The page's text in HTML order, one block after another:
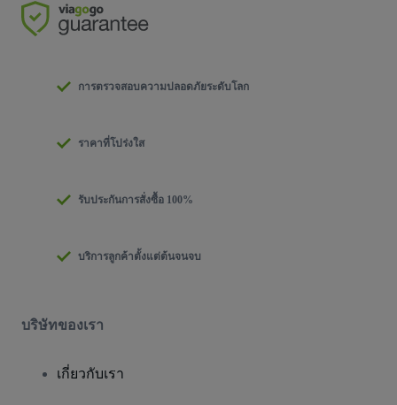
การตรวจสอบความปลอดภัยระดับโลก
ราคาที่โปร่งใส
รับประกันการสั่งซื้อ 100%
บริการลูกค้าตั้งแต่ต้นจนจบ
บริษัทของเรา
เกี่ยวกับเรา